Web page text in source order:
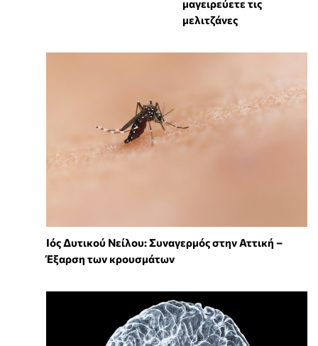
μαγειρεύετε τις
μελιτζάνες
Ιός Δυτικού Νείλου: Συναγερμός στην Αττική –
Έξαρση των κρουσμάτων